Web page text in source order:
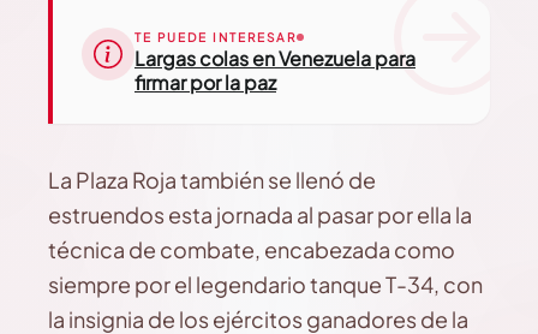
TE PUEDE INTERESAR
Largas colas en Venezuela para
firmar por la paz
La Plaza Roja también se llenó de
estruendos esta jornada al pasar por ella la
técnica de combate, encabezada como
siempre por el legendario tanque T-34, con
la insignia de los ejércitos ganadores de la